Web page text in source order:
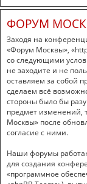
ФОРУМ
Заходя на
«Форум Москвы»,
со следующими
не заходите и не
оставляем за собой
сделаем всё
стороны было бы
предмет изменений,
Москвы» после
согласие с ними.
Наши форумы
для создания
«программное